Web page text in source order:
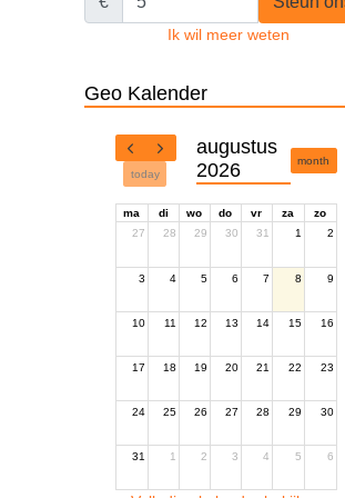
Ik wil meer weten
Geo Kalender
today
augustus
2026
month
ma di wo do vr za
zo
27
28 29 30 31 1 2
3 4 5 6 7 8 9
10 11 12 13 14 15 16
17 18 19 20 21 22 23
24 25 26 27 28 29 30
31 1 2 3 4 5 6